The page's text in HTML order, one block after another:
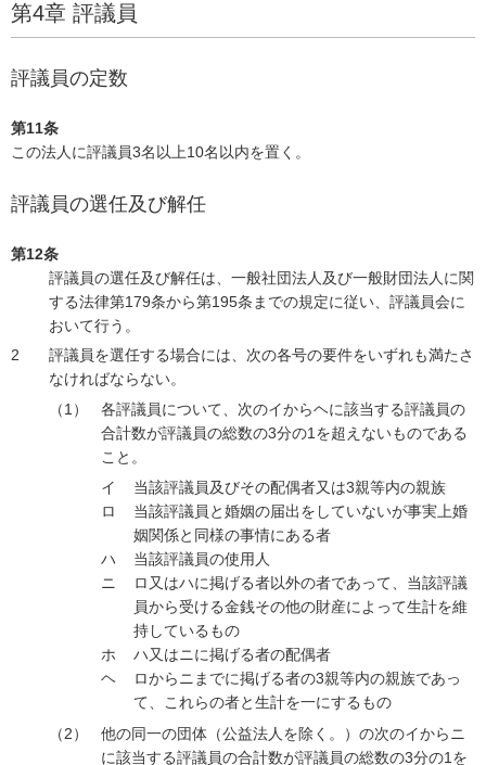
第4章 評議員
評議員の定数
第11条
この法人に評議員3名以上10名以内を置く。
評議員の選任及び解任
第12条
評議員の選任及び解任は、一般社団法人及び一般財団法人に関
する法律第179条から第195条までの規定に従い、評議員会に
おいて行う。
評議員を選任する場合には、次の各号の要件をいずれも満たさ
なければならない。
各評議員について、次のイからヘに該当する評議員の
合計数が評議員の総数の3分の1を超えないものである
こと。
イ
当該評議員及びその配偶者又は3親等内の親族
ロ
当該評議員と婚姻の届出をしていないが事実上婚
姻関係と同様の事情にある者
ハ
当該評議員の使用人
ニ
ロ又はハに掲げる者以外の者であって、当該評議
員から受ける金銭その他の財産によって生計を維
持しているもの
ホ
ハ又はニに掲げる者の配偶者
ヘ
ロからニまでに掲げる者の3親等内の親族であっ
て、これらの者と生計を一にするもの
他の同一の団体（公益法人を除く。）の次のイからニ
に該当する評議員の合計数が評議員の総数の3分の1を